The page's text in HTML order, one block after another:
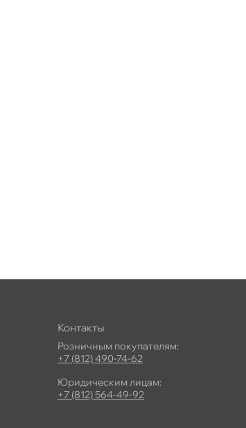
Контакты
Розничным покупателям:
+7 (812) 490-74-62
Юридическим лицам:
+7 (812) 564-49-92